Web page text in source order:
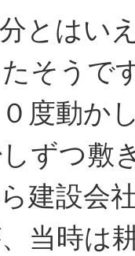
とはい
そうで
度動か
ずつ敷
建設会
当時は